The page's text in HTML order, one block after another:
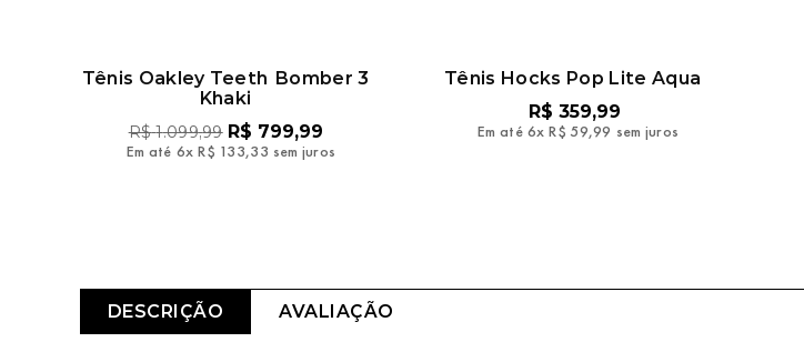
Tênis Oakley Teeth Bomber 3
Khaki
R$ 1.099,99 R$ 799,99
Em até 6x R$ 133,33 sem juros
Tênis Hocks Pop Lite Aqua
R$ 359,99
Em até 6x R$ 59,99 sem juros
DESCRIÇÃO AVALIAÇÃO